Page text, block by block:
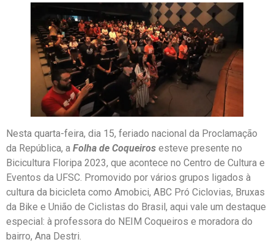
Nesta quarta-feira, dia 15, feriado nacional da Proclamação
da República, a Folha de Coqueiros esteve presente no
Bicicultura Floripa 2023, que acontece no Centro de Cultura e
Eventos da UFSC. Promovido por vários grupos ligados à
cultura da bicicleta como Amobici, ABC Pró Ciclovias, Bruxas
da Bike e União de Ciclistas do Brasil, aqui vale um destaque
especial: à professora do NEIM Coqueiros e moradora do
bairro, Ana Destri.